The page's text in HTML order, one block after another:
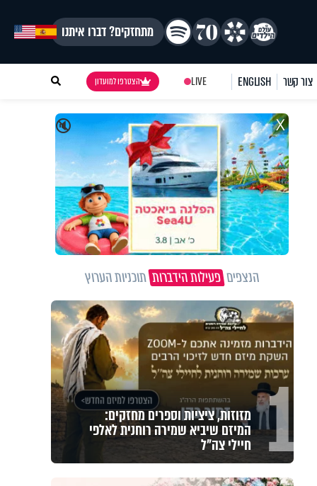
מתחזקים? דברו איתנו
צור קשר ENGLISH
LIVE הצטרפו למועדון
🔇 X
הנצפיםפעילות הידברותתוכניות הערוץ
1 מזוזות, ציציות וספרים מחזקים:
המיזם שיביא שמירה רוחנית לאלפי
חיילי צה"ל